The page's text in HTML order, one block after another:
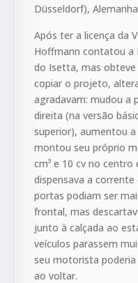
Düsseldorf),
Após ter a licença da
Hoffmann contatou a
do Isetta, mas
copiar o projeto,
agradavam: mudou a
direita (na versão
superior), aumentou
montou seu próprio
cm³ e 10 cv no
dispensava a
portas podiam ser
frontal, mas
junto à calçada ao
veículos parassem
seu motorista
ao voltar.